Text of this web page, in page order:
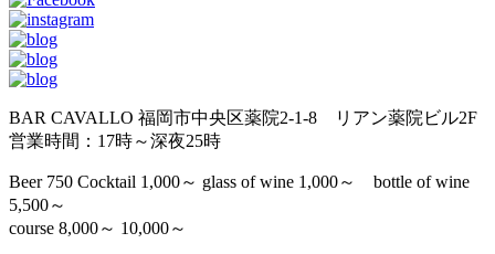
BAR CAVALLO 福岡市中央区薬院2-1-8 リアン薬院ビル2F
営業時間：17時～深夜25時
Beer 750 Cocktail 1,000～ glass of wine 1,000～ bottle of wine
5,500～
course 8,000～ 10,000～